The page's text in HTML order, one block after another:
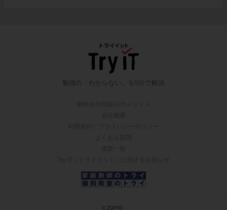
勉強の「わからない」を5分で解決
© ZUIYO